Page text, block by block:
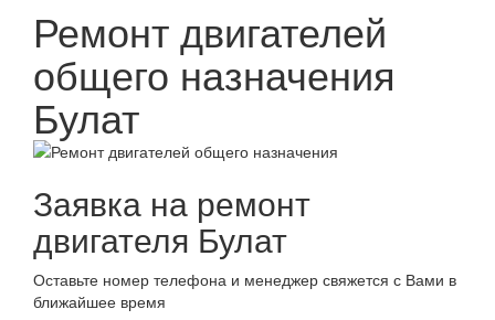
Ремонт двигателей
общего назначения
Булат
Заявка на ремонт
двигателя Булат
Оставьте номер телефона и менеджер свяжется с Вами в
ближайшее время